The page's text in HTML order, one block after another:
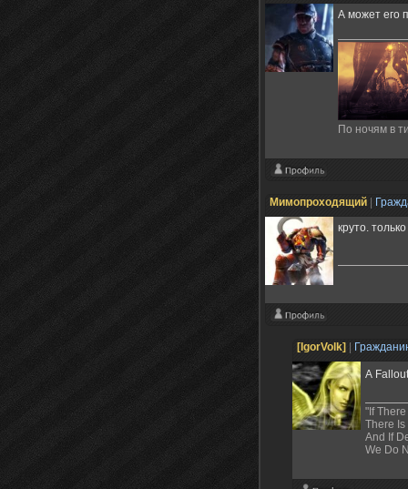
А может его
По ночям в
Мимопроходящий
круто.
[IgorVolk]
А
"If
There
And If
We Do